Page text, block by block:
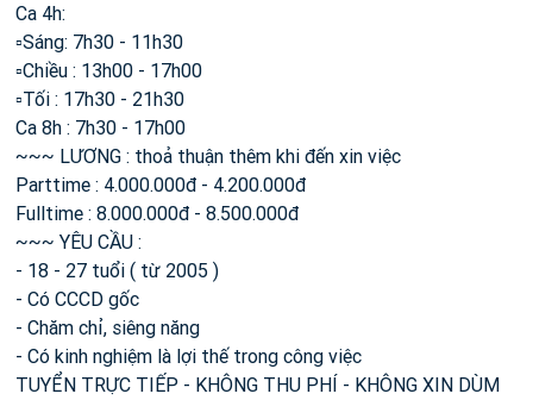
Ca 4h:
▫️Sáng: 7h30 - 11h30
▫️Chiều : 13h00 - 17h00
▫️Tối : 17h30 - 21h30
Ca 8h : 7h30 - 17h00
~~~ LƯƠNG : thoả thuận thêm khi đến xin việc
Parttime : 4.000.000đ - 4.200.000đ
Fulltime : 8.000.000đ - 8.500.000đ
~~~ YÊU CẦU :
- 18 - 27 tuổi ( từ 2005 )
- Có CCCD gốc
- Chăm chỉ, siêng năng
- Có kinh nghiệm là lợi thế trong công việc
TUYỂN TRỰC TIẾP - KHÔNG THU PHÍ - KHÔNG XIN DÙM